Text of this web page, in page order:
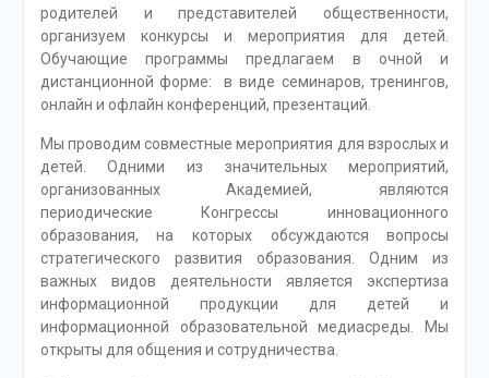
родителей и представителей общественности,
организуем конкурсы и мероприятия для детей.
Обучающие программы предлагаем в очной и
дистанционной форме: в виде семинаров, тренингов,
онлайн и офлайн конференций, презентаций.
Мы проводим совместные мероприятия для взрослых и
детей. Одними из значительных мероприятий,
организованных Академией, являются
периодические Конгрессы инновационного
образования, на которых обсуждаются вопросы
стратегического развития образования. Одним из
важных видов деятельности является экспертиза
информационной продукции для детей и
информационной образовательной медиасреды. Мы
открыты для общения и сотрудничества.